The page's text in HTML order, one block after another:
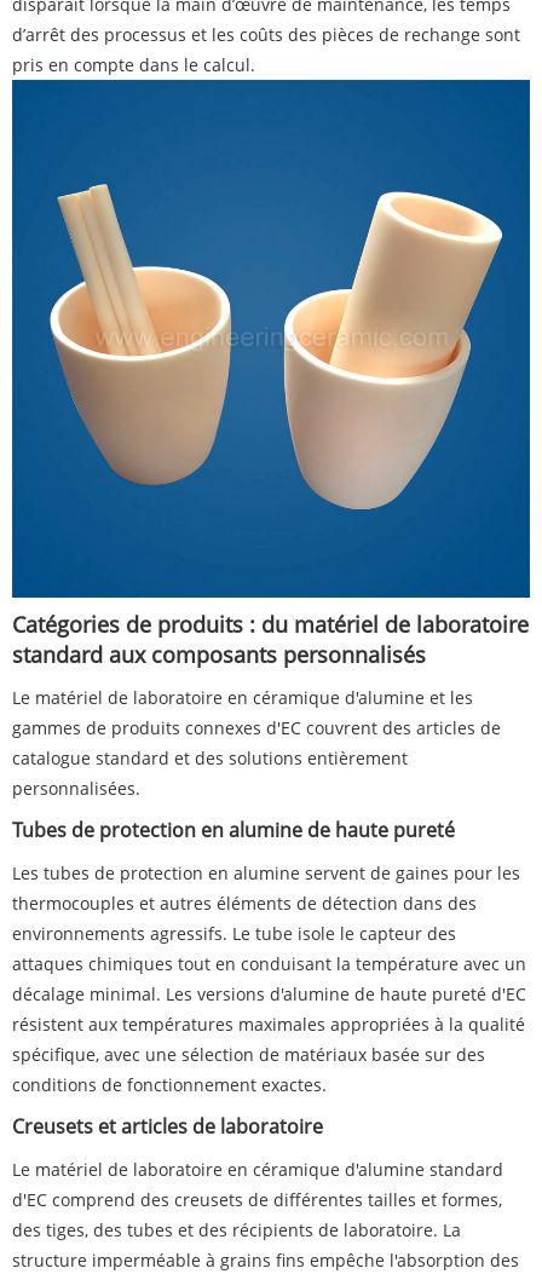
disparaît lorsque la main d’œuvre de maintenance, les temps
d’arrêt des processus et les coûts des pièces de rechange sont
pris en compte dans le calcul.
Catégories de produits : du matériel de laboratoire
standard aux composants personnalisés
Le matériel de laboratoire en céramique d'alumine et les
gammes de produits connexes d'EC couvrent des articles de
catalogue standard et des solutions entièrement
personnalisées.
Tubes de protection en alumine de haute pureté
Les tubes de protection en alumine servent de gaines pour les
thermocouples et autres éléments de détection dans des
environnements agressifs. Le tube isole le capteur des
attaques chimiques tout en conduisant la température avec un
décalage minimal. Les versions d'alumine de haute pureté d'EC
résistent aux températures maximales appropriées à la qualité
spécifique, avec une sélection de matériaux basée sur des
conditions de fonctionnement exactes.
Creusets et articles de laboratoire
Le matériel de laboratoire en céramique d'alumine standard
d'EC comprend des creusets de différentes tailles et formes,
des tiges, des tubes et des récipients de laboratoire. La
structure imperméable à grains fins empêche l'absorption des